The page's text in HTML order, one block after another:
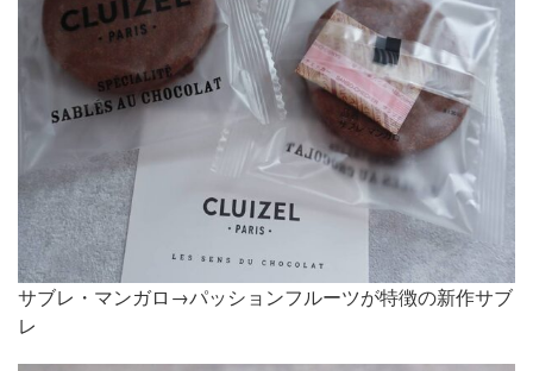
サブレ・マンガロ→パッションフルーツが特徴の新作サブ
レ